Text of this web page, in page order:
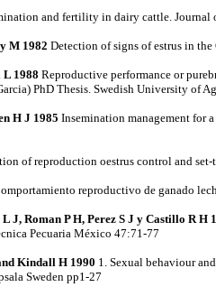
and fertility in dairy cattle. Journal
M 1982 Detection of signs of estrus in
1988 Reproductive performance or
PhD Thesis. Swedish University of
H J 1985 Insemination management for
of reproduction oestrus control and
reproductivo de ganado
J, Roman P H, Perez S J y Castillo R H
Pecuaria México 47:71-77
Kindall H 1990 1. Sexual behaviour
Sweden pp1-27